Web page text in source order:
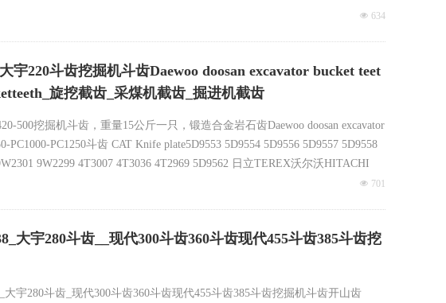
做挖机挖斗30公分-10方挖斗 5吨-10吨挖斗 挖掘机挖斗订做定制
넶 634
宇220斗齿挖掘机斗齿Daewoo doosan excavator bucket teet
旋挖截齿_采煤机截齿_掘进机截齿
500挖掘机斗齿，重量15公斤一只，锻造合金岩石齿Daewoo doosan excavator
PC1250斗齿 CAT Knife plate5D9553 5D9554 5D9556 5D9557 5D9558
9W2299 4T3007 4T3036 4T2969 5D9562 日立TEREX沃尔沃HITACHI
6839L-70SV2
넶 701
大宇280斗齿__现代300斗齿360斗齿现代455斗齿385斗齿挖
宇280斗齿_现代300斗齿360斗齿现代455斗齿385斗齿挖掘机斗齿开山齿